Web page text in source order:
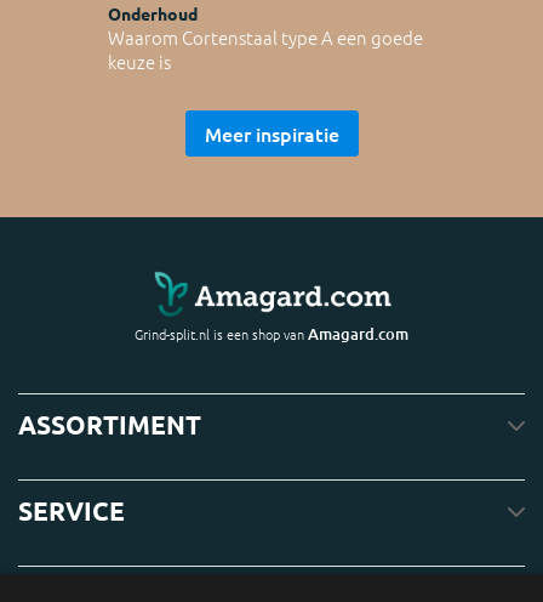
Onderhoud
Waarom Cortenstaal type A een goede
keuze is
Meer inspiratie
Grind-split.nl is een shop vanAmagard.com
ASSORTIMENT
SERVICE